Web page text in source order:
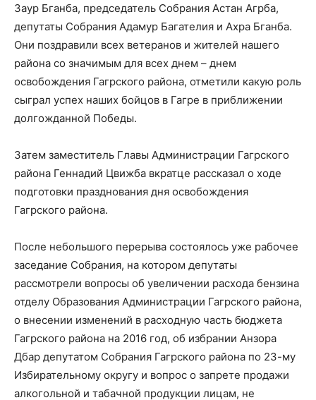
Заур Бганба, председатель Собрания Астан Агрба,
депутаты Собрания Адамур Багателия и Ахра Бганба.
Они поздравили всех ветеранов и жителей нашего
района со значимым для всех днем – днем
освобождения Гагрского района, отметили какую роль
сыграл успех наших бойцов в Гагре в приближении
долгожданной Победы.
Затем заместитель Главы Администрации Гагрского
района Геннадий Цвижба вкратце рассказал о ходе
подготовки празднования дня освобождения
Гагрского района.
После небольшого перерыва состоялось уже рабочее
заседание Собрания, на котором депутаты
рассмотрели вопросы об увеличении расхода бензина
отделу Образования Администрации Гагрского района,
о внесении изменений в расходную часть бюджета
Гагрского района на 2016 год, об избрании Анзора
Дбар депутатом Собрания Гагрского района по 23-му
Избирательному округу и вопрос о запрете продажи
алкогольной и табачной продукции лицам, не